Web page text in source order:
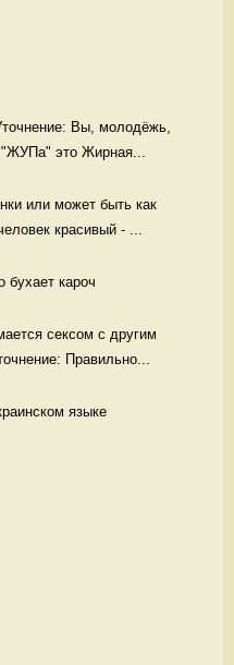
Вы, молодёжь,
"ЖУПа" это Жирная...
или может быть как
красивый - ...
бухает кароч
сексом с другим
Правильно...
языке